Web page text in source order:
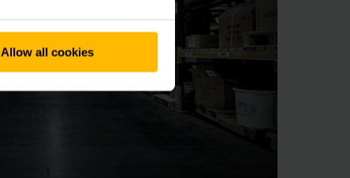
Allow all cookies